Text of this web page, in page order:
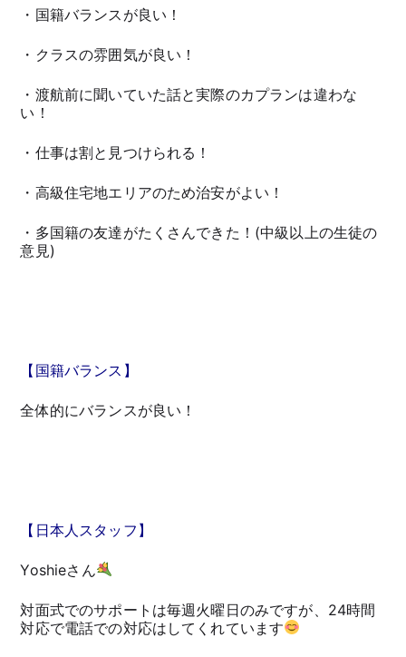
・国籍バランスが良い！
・クラスの雰囲気が良い！
・渡航前に聞いていた話と実際のカプランは違わな
い！
・仕事は割と見つけられる！
・高級住宅地エリアのため治安がよい！
・多国籍の友達がたくさんできた！(中級以上の生徒の
意見)
【国籍バランス】
全体的にバランスが良い！
【日本人スタッフ】
Yoshieさん
対面式でのサポートは毎週火曜日のみですが、24時間
対応で電話での対応はしてくれています